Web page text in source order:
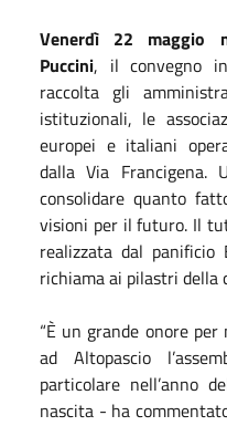
Venerdì 22 maggio
Puccini, il convegno
raccolta gli
istituzionali, le
europei e italiani
dalla Via
consolidare quanto
visioni per il futuro. Il
realizzata dal panificio
richiama ai pilastri della
“È un grande onore
ad Altopascio
particolare nell’anno
nascita - ha